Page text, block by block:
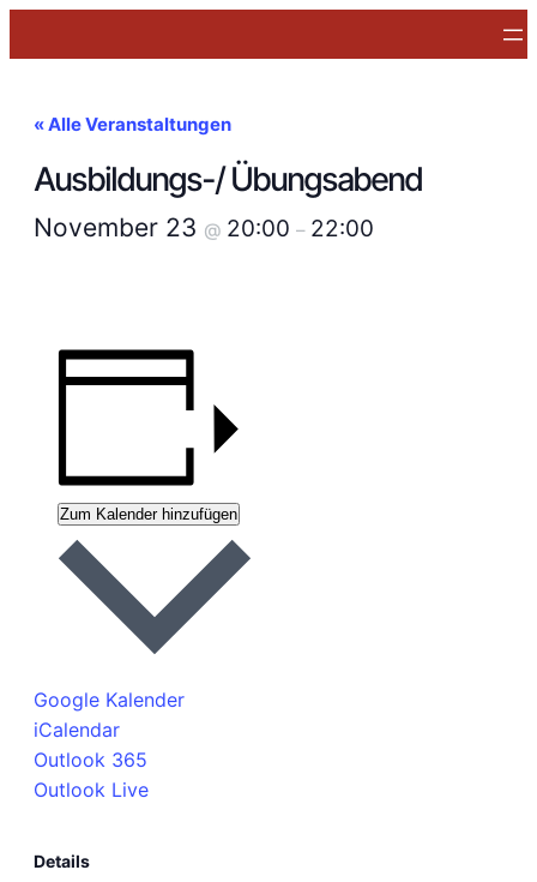
« Alle Veranstaltungen
Ausbildungs-/ Übungsabend
November 23 @ 20:00 – 22:00
Zum Kalender hinzufügen
Google Kalender
iCalendar
Outlook 365
Outlook Live
Details